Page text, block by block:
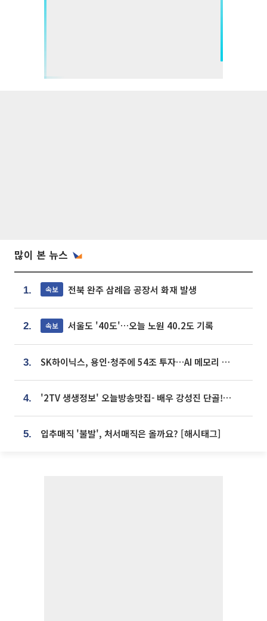
많이 본 뉴스
1. 속보 전북 완주 삼례읍 공장서 화재 발생
2. 속보 서울도 '40도'…오늘 노원 40.2도 기록
3. SK하이닉스, 용인·청주에 54조 투자…AI 메모리 생산기지 키운다
4. '2TV 생생정보' 오늘방송맛집- 배우 강성진 단골! 쌀국수ㆍ푸팟퐁 커리 맛집 '블○○○'
5. 입추매직 '불발', 처서매직은 올까요? [해시태그]